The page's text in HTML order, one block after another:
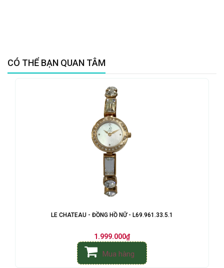
CÓ THỂ BẠN QUAN TÂM
LE CHATEAU - ĐỒNG HỒ NỮ - L69.961.33.5.1
1.999.000₫
Mua hàng